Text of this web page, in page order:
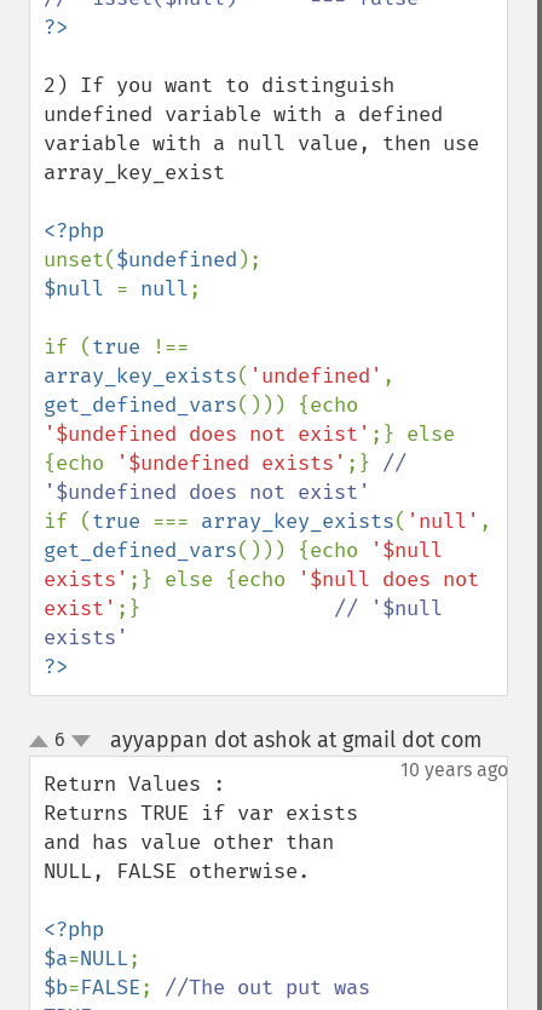
2) If you want to distinguish
undefined variable with a defined
variable with a null value, then use
array_key_exist
unset($undefined
$null = null;
if (true
array_key_exists( 'undefined'
get_defined_vars
'$undefined does not exist' ;} else
{echo
'$undefined exists' ;} //
if (true === array_key_exists( 'null'
get_defined_vars())) {echo
'$null
exists' ;} else {echo
'$null does not
exist' ;} // '$null
?>
up
down
6 ayyappan dot ashok at gmail dot com
10 years ago
Return Values :
Returns TRUE if var exists
and has value other than
NULL, FALSE otherwise.
<?php
$a=NULL
$b=FALSE; //The out put was